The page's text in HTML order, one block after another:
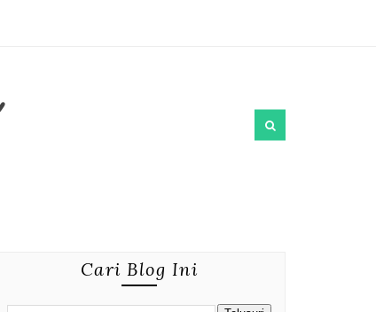
Cari Blog Ini